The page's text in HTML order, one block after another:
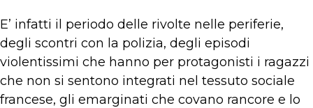
E’ infatti il periodo delle rivolte nelle periferie,
degli scontri con la polizia, degli episodi
violentissimi che hanno per protagonisti i ragazzi
che non si sentono integrati nel tessuto sociale
francese, gli emarginati che covano rancore e lo